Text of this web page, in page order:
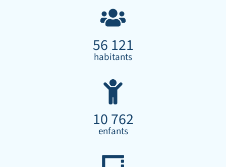
habitants
56 121
enfants
10 762